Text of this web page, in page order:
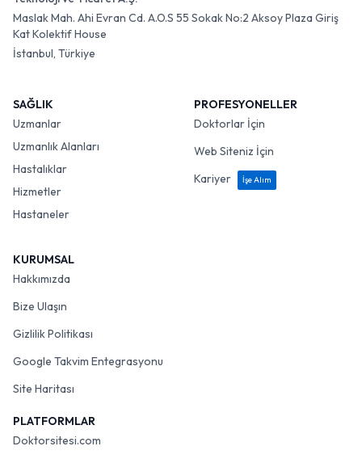
Maslak Mah. Ahi Evran Cd. A.O.S 55 Sokak No:2 Aksoy Plaza Giriş
Kat Kolektif House
İstanbul, Türkiye
SAĞLIK
Uzmanlar
Uzmanlık Alanları
Hastalıklar
Hizmetler
Hastaneler
PROFESYONELLER
Doktorlar İçin
Web Siteniz İçin
Kariyer
İşe Alım
KURUMSAL
Hakkımızda
Bize Ulaşın
Gizlilik Politikası
Google Takvim Entegrasyonu
Site Haritası
PLATFORMLAR
Doktorsitesi.com